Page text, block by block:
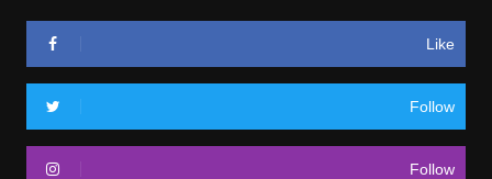
Like
Follow
Follow